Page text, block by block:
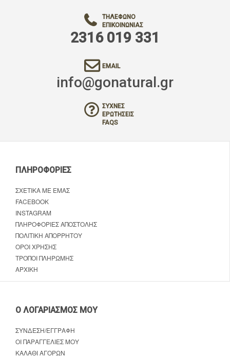
ΤΗΛΈΦΩΝΟ
ΕΠΙΚΟΙΝΩΝΊΑΣ
2316 019 331
EMAIL
info@gonatural.gr
ΣΥΧΝΈΣ
ΕΡΩΤΉΣΕΙΣ
FAQS
ΠΛΗΡΟΦΟΡΊΕΣ
ΣΧΕΤΙΚΆ ΜΕ ΕΜΆΣ
FACEBOOK
INSTAGRAM
ΠΛΗΡΟΦΟΡΊΕΣ ΑΠΟΣΤΟΛΉΣ
ΠΟΛΙΤΙΚΉ ΑΠΟΡΡΉΤΟΥ
ΌΡΟΙ ΧΡΉΣΗΣ
ΤΡΌΠΟΙ ΠΛΗΡΩΜΉΣ
ΑΡΧΙΚΉ
Ο ΛΟΓΑΡΙΑΣΜΌΣ ΜΟΥ
ΣΎΝΔΕΣΗ/ΕΓΓΡΑΦΉ
ΟΙ ΠΑΡΑΓΓΕΛΊΕΣ ΜΟΥ
ΚΑΛΆΘΙ ΑΓΟΡΏΝ